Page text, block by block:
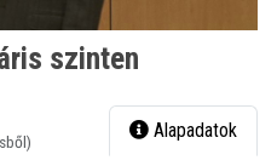
szinten
Alapadatok